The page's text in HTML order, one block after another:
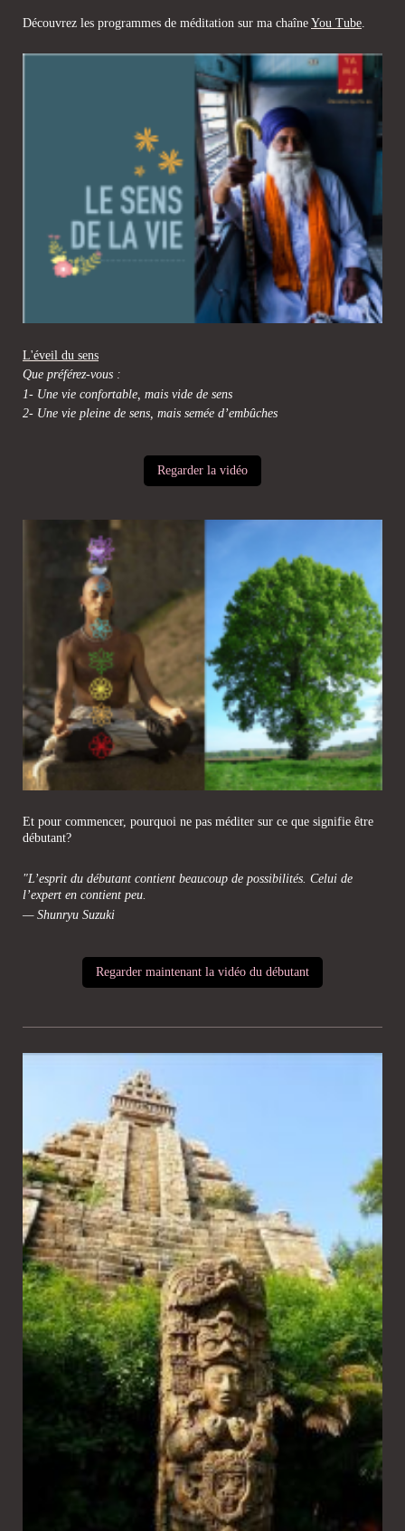
Découvrez les programmes de méditation sur ma chaîne You Tube.
L'éveil du sens
Que préférez-vous :
1- Une vie confortable, mais vide de sens
2- Une vie pleine de sens, mais semée d’embûches
Regarder la vidéo
Et pour commencer, pourquoi ne pas méditer sur ce que signifie être
débutant?
"L’esprit du débutant contient beaucoup de possibilités. Celui de
l’expert en contient peu.
— Shunryu Suzuki
Regarder maintenant la vidéo du débutant